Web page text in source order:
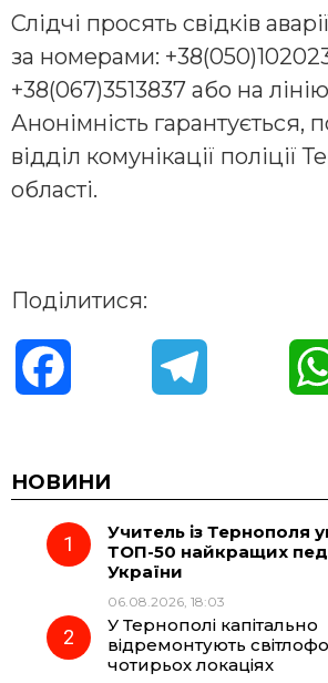
Слідчі просять свідків
за номерами:
+38(067)3513837 або на лінію
Анонімність гарантується,
відділ комунікації поліції
області.
Поділитися:
c
e
o
e
r
НОВИНИ
Учитель із Тернополя
ТОП-50 найкращих
України
06.08.2026, 18:03
У Тернополі капітально
відремонтують
чотирьох локаціях